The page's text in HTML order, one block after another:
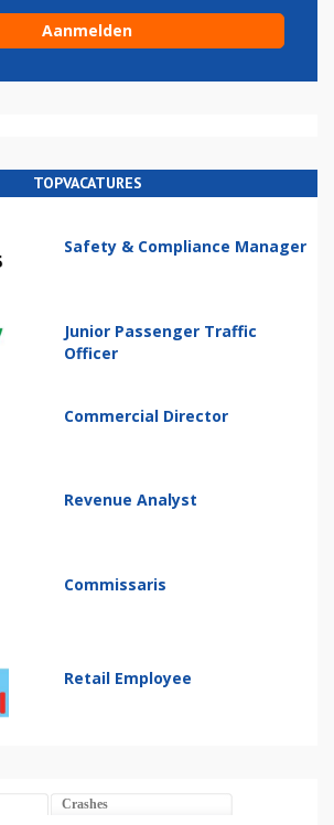
TOPVACATURES
Safety & Compliance Manager
Junior Passenger Traffic
Officer
Commercial Director
Revenue Analyst
Commissaris
Retail Employee
Crashes